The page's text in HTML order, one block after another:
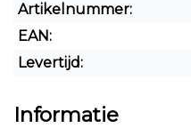
Artikelnummer:
EAN:
Levertijd:
Informatie